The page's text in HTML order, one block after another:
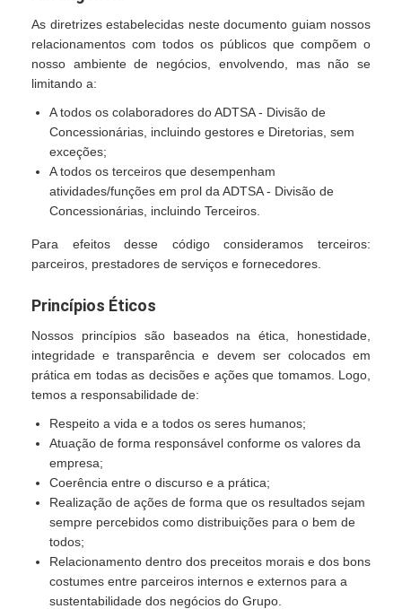
As diretrizes estabelecidas neste documento guiam nossos
relacionamentos com todos os públicos que compõem o
nosso ambiente de negócios, envolvendo, mas não se
limitando a:
A todos os colaboradores do ADTSA - Divisão de
Concessionárias, incluindo gestores e Diretorias, sem
exceções;
A todos os terceiros que desempenham
atividades/funções em prol da ADTSA - Divisão de
Concessionárias, incluindo Terceiros.
Para efeitos desse código consideramos terceiros:
parceiros, prestadores de serviços e fornecedores.
Princípios Éticos
Nossos princípios são baseados na ética, honestidade,
integridade e transparência e devem ser colocados em
prática em todas as decisões e ações que tomamos. Logo,
temos a responsabilidade de:
Respeito a vida e a todos os seres humanos;
Atuação de forma responsável conforme os valores da
empresa;
Coerência entre o discurso e a prática;
Realização de ações de forma que os resultados sejam
sempre percebidos como distribuições para o bem de
todos;
Relacionamento dentro dos preceitos morais e dos bons
costumes entre parceiros internos e externos para a
sustentabilidade dos negócios do Grupo.